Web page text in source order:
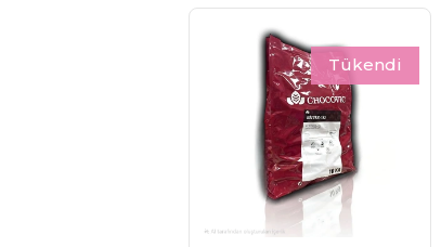
yaşanacak erime
durumundan firmamız
sorumlu değildir.Tükendi